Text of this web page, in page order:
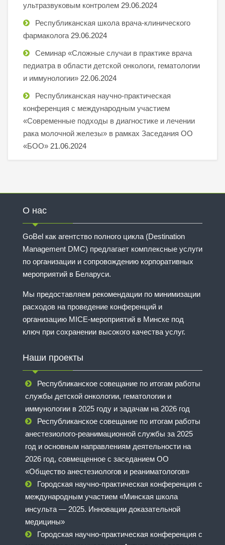
ультразвуковым контролем 29.06.2024
Республиканская школа врача-клинического
фармаколога 29.06.2024
Семинар «Сложные случаи в практике врача
педиатра в области детской онкологи, гематологии
и иммунологии» 22.06.2024
Республиканская научно-практическая
конференция с международным участием
«Современные подходы в диагностике и лечении
рака молочной железы» в рамках Заседания ОО
«БОО» 21.06.2024
О нас
GoBel как агентство полного цикла (Destination
Management DMC) предлагает комплексные услуги
по организации и сопровождению корпоративных
мероприятий в Беларуси.
Мы предоставляем рекомендации по минимизации
расходов на проведение конференций и
организацию MICE-мероприятий в Минске под
ключ при сохранении высокого качества услуг.
Наши проекты
Республиканское совещание по итогам работы
службы детской онкологии, гематологии и
иммунологии в 2025 году и задачам на 2026 год
Республиканское совещание по итогам работы
анестезиолого-реанимационной службы за 2025
год и основным направлениям деятельности на
2026 год, совмещенное с заседанием ОО
«Общество анестезиологов и реаниматологов»
Городская научно-практическая конференция с
международным участием «Минская школа
инсульта — 2025. Инновации доказательной
медицины»
Городская научно-практическая конференция с